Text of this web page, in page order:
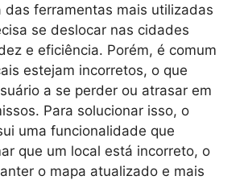
das ferramentas mais utilizadas
se deslocar nas cidades
e eficiência. Porém, é comum
estejam incorretos, o que
a se perder ou atrasar em
Para solucionar isso, o
uma funcionalidade que
que um local está incorreto, o
o mapa atualizado e mais